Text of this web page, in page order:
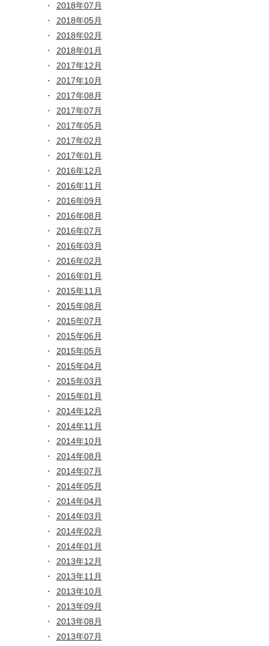
2018年07月
2018年05月
2018年02月
2018年01月
2017年12月
2017年10月
2017年08月
2017年07月
2017年05月
2017年02月
2017年01月
2016年12月
2016年11月
2016年09月
2016年08月
2016年07月
2016年03月
2016年02月
2016年01月
2015年11月
2015年08月
2015年07月
2015年06月
2015年05月
2015年04月
2015年03月
2015年01月
2014年12月
2014年11月
2014年10月
2014年08月
2014年07月
2014年05月
2014年04月
2014年03月
2014年02月
2014年01月
2013年12月
2013年11月
2013年10月
2013年09月
2013年08月
2013年07月